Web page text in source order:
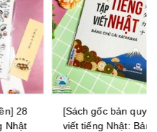
[Sách gốc bản quyền] Tập
viết tiếng Nhật: Bảng chữ